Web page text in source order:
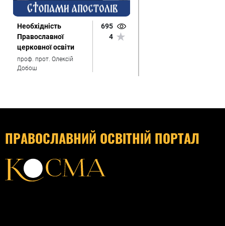
Необхідність
Православної
церковної освіти
проф. прот. Олексій
Добош
695
4
ПРАВОСЛАВНИЙ ОСВІТНІЙ ПОРТАЛ